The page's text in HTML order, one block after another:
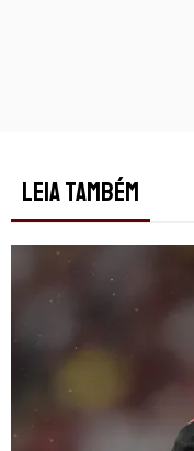
LEIA TAMBÉM